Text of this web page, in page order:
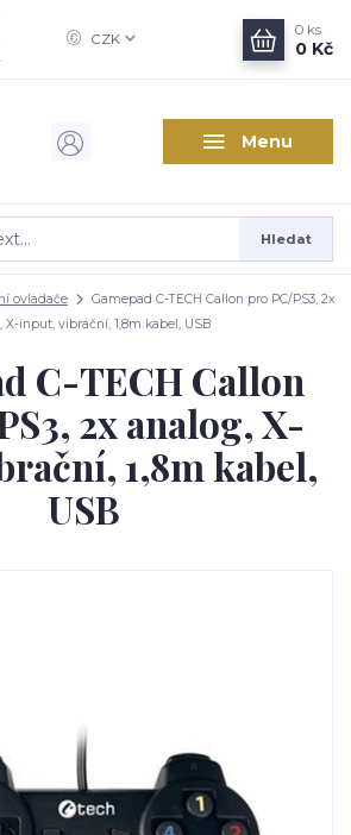
Menu
CZK
Hledat
0 ks
0 Kč
ovladače
Gamepad C-TECH Callon pro PC/PS3, 2x
X-input, vibrační, 1,8m kabel, USB
C-TECH Callon
2x analog, X-
1,8m kabel,
USB